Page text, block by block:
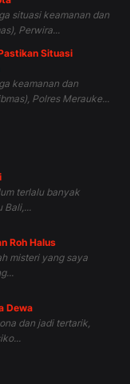
situasi keamanan dan
Perwira...
Situasi
keamanan dan
Polres Merauke...
terlalu banyak
Bali,...
Roh Halus
misteri yang saya
Dewa
dan jadi tertarik,